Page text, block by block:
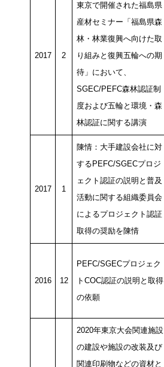
2017 2
東京で開催された福島県
産材セミナー「福島県森
林・林業復興へ向けた取
り組みと復興五輪への期
待」において、
SGEC/PEFC森林認証制
度および五輪と環境・森
林認証に関する講演
2017 1
陳情：大手建設会社に対
するPEFC/SGECプロジ
ェクト認証の説明と普及
活動に関する組織委員会
によるプロジェクト認証
取得の奨励を陳情
2016 12
PEFC/SGECプロジェク
トCOC認証の説明と取得
の依願
2020年東京大会関連施設
の建設や施設の改装及び
関連印刷物などの資材と